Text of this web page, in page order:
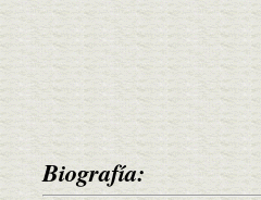
Biografía: